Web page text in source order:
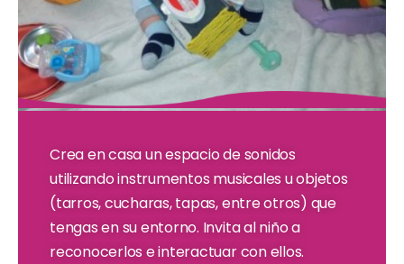
Crea en casa un espacio de sonidos
utilizando instrumentos musicales u objetos
(tarros, cucharas, tapas, entre otros) que
tengas en su entorno. Invita al niño a
reconocerlos e interactuar con ellos.